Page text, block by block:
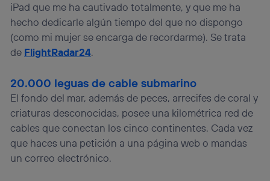
iPad que me ha cautivado totalmente, y que me ha
hecho dedicarle algún tiempo del que no dispongo
(como mi mujer se encarga de recordarme). Se trata
de FlightRadar24.
20.000 leguas de cable submarino
El fondo del mar, además de peces, arrecifes de coral y
criaturas desconocidas, posee una kilométrica red de
cables que conectan los cinco continentes. Cada vez
que haces una petición a una página web o mandas
un correo electrónico.